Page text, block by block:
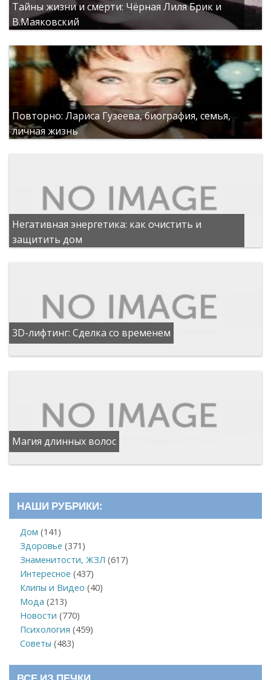
Тайны жизни и смерти: Чёрная Лиля Брик и
В.Маяковский
Повторно: Лариса Гузеева, биография, семья,
личная жизнь
Негативная энергетика: как очистить и
защитить дом
3D-лифтинг: Сделка со временем
Магия длинных волос
НАШИ РУБРИКИ:
Дом (141)
Здоровье (371)
Знаменитости, ЖЗЛ (617)
Интересное (437)
Клипы и Видео (40)
Мода (213)
Новости (770)
Психология (459)
Советы (483)